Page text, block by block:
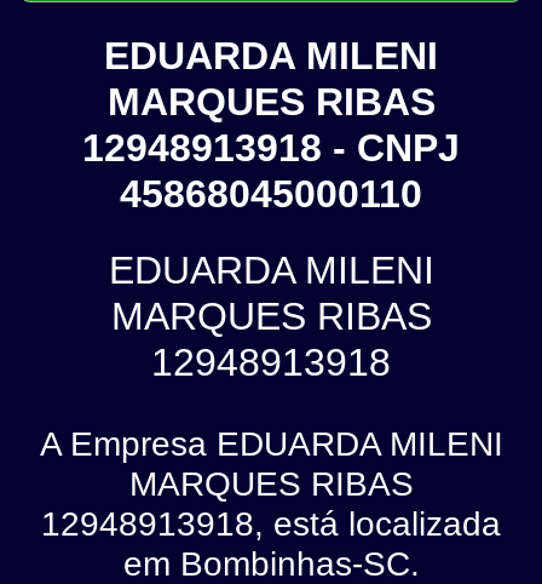
EDUARDA MILENI
MARQUES RIBAS
12948913918 - CNPJ
45868045000110
EDUARDA MILENI
MARQUES RIBAS
12948913918
A Empresa EDUARDA MILENI
MARQUES RIBAS
12948913918, está localizada
em Bombinhas-SC.